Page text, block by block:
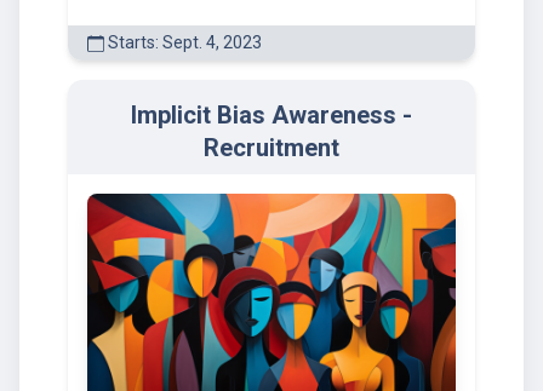
Starts: Sept. 4, 2023
Implicit Bias Awareness -
Recruitment